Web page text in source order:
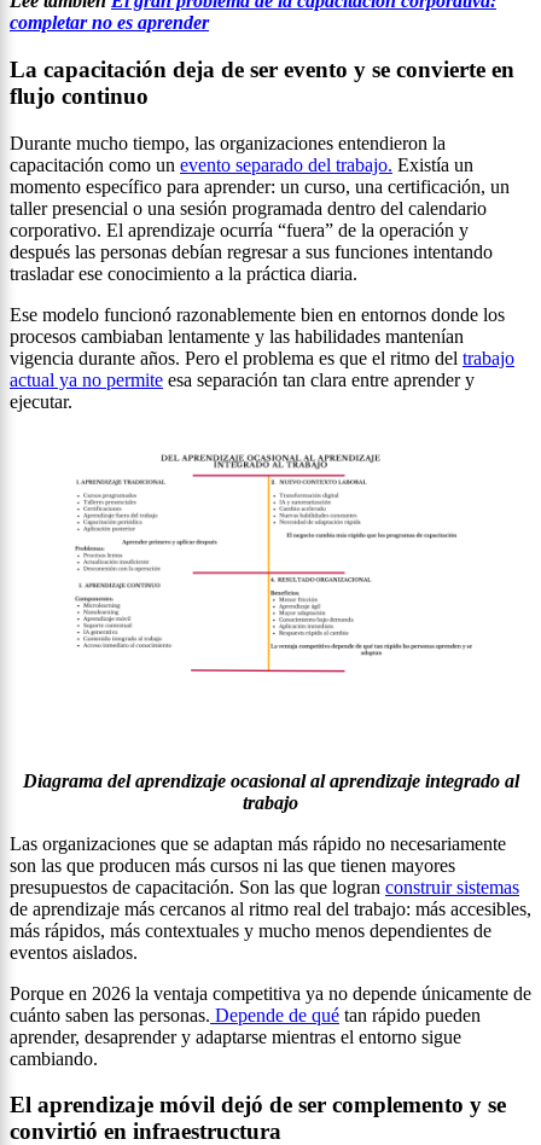
completar no es aprender
La capacitación deja de ser evento y se convierte en
flujo continuo
Durante mucho tiempo, las organizaciones entendieron la
capacitación como un evento separado del trabajo. Existía un
momento específico para aprender: un curso, una certificación, un
taller presencial o una sesión programada dentro del calendario
corporativo. El aprendizaje ocurría “fuera” de la operación y
después las personas debían regresar a sus funciones intentando
trasladar ese conocimiento a la práctica diaria.
Ese modelo funcionó razonablemente bien en entornos donde los
procesos cambiaban lentamente y las habilidades mantenían
vigencia durante años. Pero el problema es que el ritmo del trabajo
actual ya no permite esa separación tan clara entre aprender y
ejecutar.
Diagrama del aprendizaje ocasional al aprendizaje integrado al
trabajo
Las organizaciones que se adaptan más rápido no necesariamente
son las que producen más cursos ni las que tienen mayores
presupuestos de capacitación. Son las que logran construir sistemas
de aprendizaje más cercanos al ritmo real del trabajo: más accesibles,
más rápidos, más contextuales y mucho menos dependientes de
eventos aislados.
Porque en 2026 la ventaja competitiva ya no depende únicamente de
cuánto saben las personas. Depende de qué tan rápido pueden
aprender, desaprender y adaptarse mientras el entorno sigue
cambiando.
El aprendizaje móvil dejó de ser complemento y se
convirtió en infraestructura